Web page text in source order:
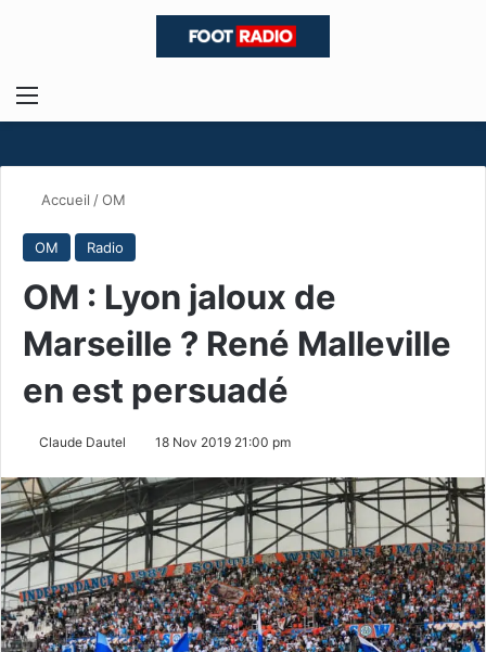
Menu
Accueil /OM
OM Radio
OM : Lyon jaloux de
Marseille ? René Malleville
en est persuadé
Claude Dautel 18 Nov 2019 21:00 pm